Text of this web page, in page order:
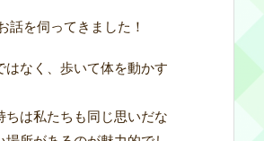
話を伺ってきました！
なく、歩いて体を動かす
は私たちも同じ思いだな